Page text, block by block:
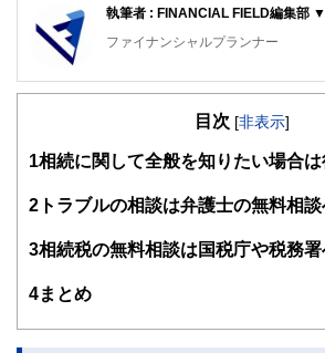
執筆者 : FINANCIAL FIELD編集部 ▼
ファイナンシャルプランナー
FinancialField編集部は、金融、経
知識がない方でも理解できるようわ
得者を中心に「お金や暮らし」に関
験者で構成され、企画立案から記事
関わることで、読者目線のコンテン
目次 [非表示]
1 相続に関して全般を知りたい場合
2 トラブルの相談は弁護士の無料相
3相続税の無料相談は国税庁や税務署
4まとめ